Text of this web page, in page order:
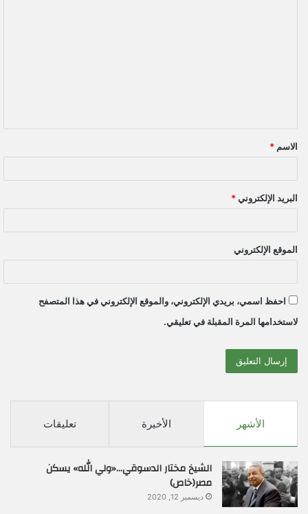
ق
*
الاسم *
البريد الإلكتروني *
الموقع الإلكتروني
احفظ اسمي، بريدي الإلكتروني، والموقع الإلكتروني في هذا المتصفح
لاستخدامها المرة المقبلة في تعليقي.
الأشهر الأخيرة تعليقات
الشيخ مختار الدسوقي…«ولي الله» يسكن
مصر(خاص)
ديسمبر 12, 2020